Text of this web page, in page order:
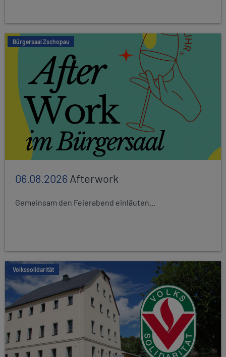
Bürgersaal Zschopau
06.08.2026Afterwork
Gemeinsam den Feierabend einläuten...
Volkssolidarität